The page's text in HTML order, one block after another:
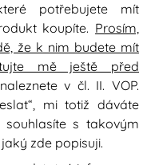
potřebujete mít
koupíte. Prosím,
že k nim budete mít
mě ještě před
v čl. II. VOP.
mi totiž dáváte
s takovým
zde popisuji.